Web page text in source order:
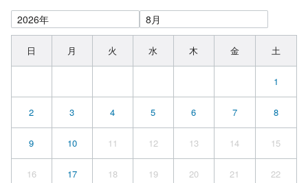
日 月 火 水 木 金 土
1
2 3 4 5 6 7 8
9 10 11 12 13 14 15
16 17 18 19 20 21 22